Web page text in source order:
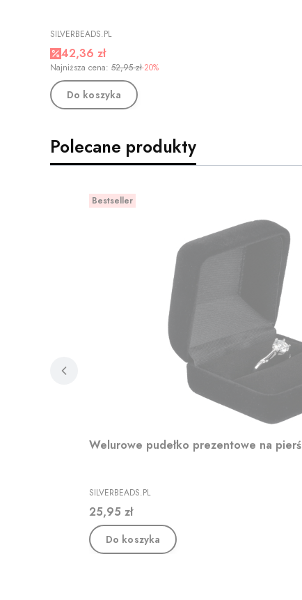
PRODUCENT
SILVERBEADS.PL
Cena promocyjna
42,36 zł
Najniższa cena: 52,95 zł-20%
Do koszyka
Polecane produkty
Bestseller
Welurowe pudełko prezentowe na
PRODUCENT
SILVERBEADS.PL
Cena
25,95 zł
Do koszyka